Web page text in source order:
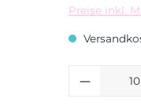
Preise inkl.